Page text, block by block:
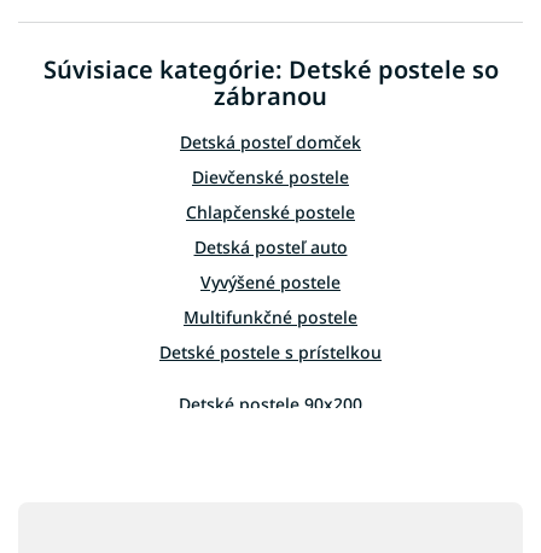
c
e
p
r
v
k
y
v
ý
p
i
s
u
a
e
Súvisiace kategórie: Detské postele so
zábranou
Detská posteľ domček
Dievčenské postele
Chlapčenské postele
Detská posteľ auto
Vyvýšené postele
Multifunkčné postele
Detské postele s prístelkou
Detské postele 90x200